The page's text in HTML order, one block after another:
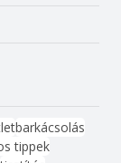
barkácsolás
tippek